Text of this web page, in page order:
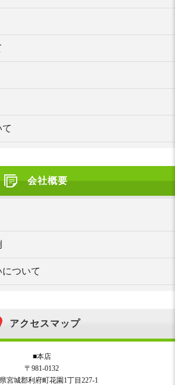
会社概要
ついて
アクセスマップ
■本店
〒981-0132
宮城郡利府町花園1丁目227-1